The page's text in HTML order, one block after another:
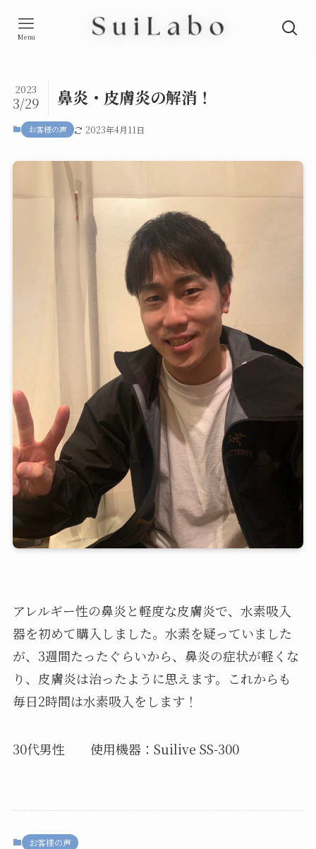
Menu
鼻炎・皮膚炎の解消！
2023
3/29
お客様の声 2023年4月11日
アレルギー性の鼻炎と軽度な皮膚炎で、水素吸入
器を初めて購入しました。水素を疑っていました
が、3週間たったぐらいから、鼻炎の症状が軽くな
り、皮膚炎は治ったように思えます。これからも
毎日2時間は水素吸入をします！
30代男性 使用機器：Suilive SS-300
お客様の声